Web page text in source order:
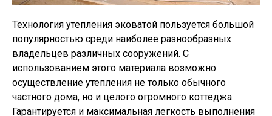
Технология утепления эковатой пользуется большой
популярностью среди наиболее разнообразных
владельцев различных сооружений. С
использованием этого материала возможно
осуществление утепления не только обычного
частного дома, но и целого огромного коттеджа.
Гарантируется и максимальная легкость выполнения